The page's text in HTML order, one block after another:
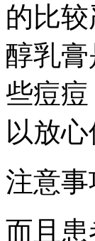
的比
醇乳
些痘
以放心
注意事
而且